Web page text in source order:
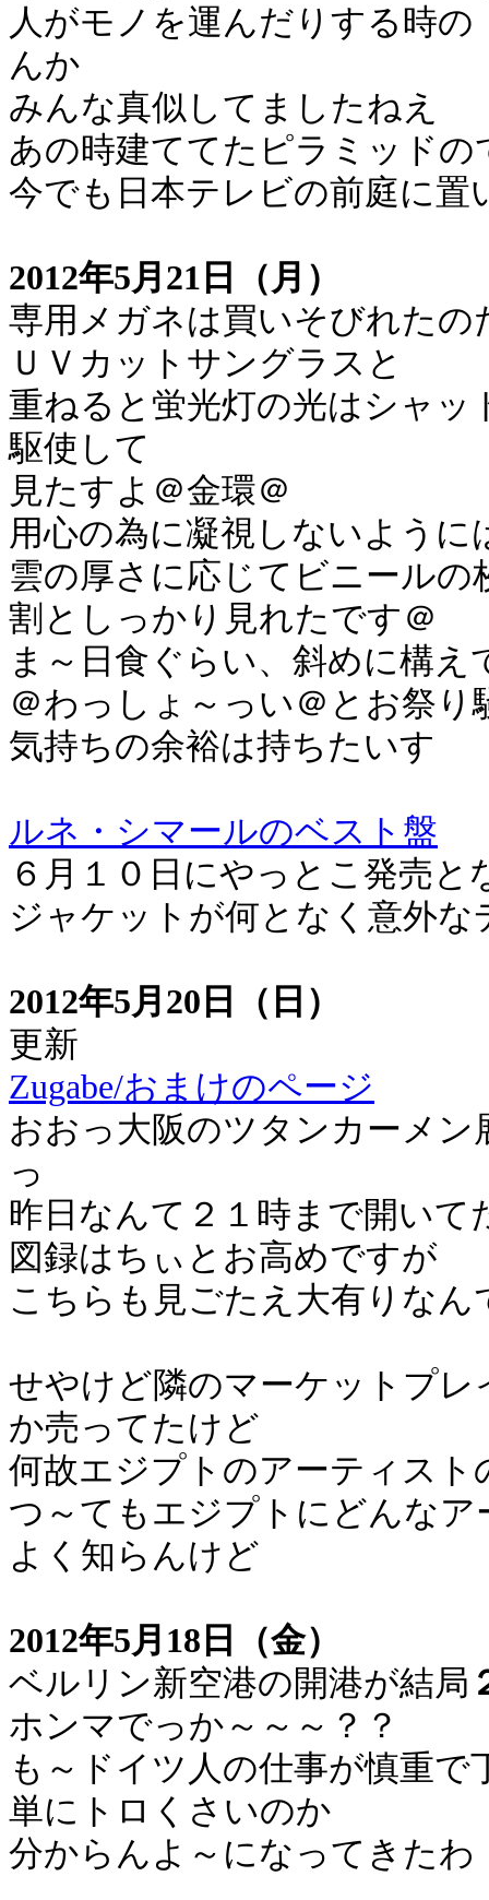
人がモノを運んだりする時
んか
みんな真似してましたねえ
あの時建ててたピラミッドの
今でも日本テレビの前庭に置
2012年5月21日（月）
専用メガネは買いそびれたの
ＵＶカットサングラスと
重ねると蛍光灯の光はシャ
駆使して
見たすよ＠金環＠
用心の為に凝視しないように
雲の厚さに応じてビニールの
割としっかり見れたです＠
ま～日食ぐらい、斜めに構え
＠わっしょ～っい＠とお祭
気持ちの余裕は持ちたいす
ルネ・シマールのベスト盤
６月１０日にやっとこ発売と
ジャケットが何となく意外な
2012年5月20日（日）
更新
Zugabe/おまけのページ
おおっ大阪のツタンカーメ
っ
昨日なんて２１時まで開いて
図録はちぃとお高めですが
こちらも見ごたえ大有りなん
せやけど隣のマーケットプ
か売ってたけど
何故エジプトのアーティス
つ～てもエジプトにどんな
よく知らんけど
2012年5月18日（金）
ベルリン新空港の開港が結局
ホンマでっか～～～？？
も～ドイツ人の仕事が慎重で
単にトロくさいのか
分からんよ～になってきたわ